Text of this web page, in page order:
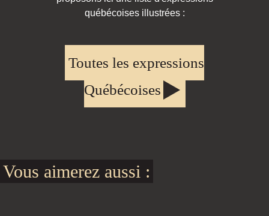
québécoises illustrées :
Toutes les expressions
Québécoises
Vous aimerez aussi :